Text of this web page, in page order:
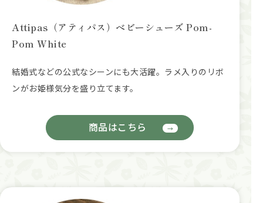
Attipas（アティパス）ベビーシューズ Pom-
Pom White
結婚式などの公式なシーンにも大活躍。ラメ入りのリボ
ンがお姫様気分を盛り立てます。
商品はこちら